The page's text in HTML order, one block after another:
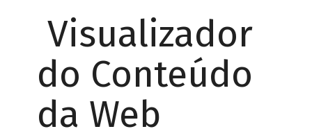
Visualizador
do Conteúdo
da Web